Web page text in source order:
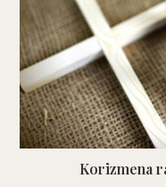
Korizmena